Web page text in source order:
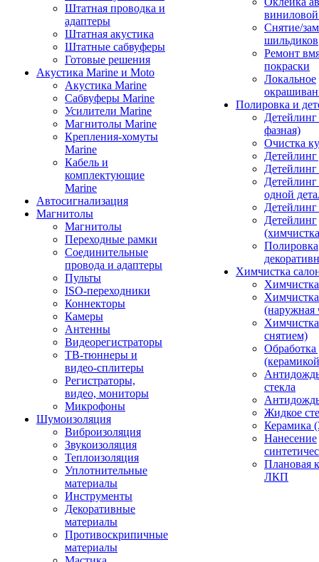
Штатная проводка и
адаптеры
Штатная акустика
Штатные сабвуферы
Готовые решения
Акустика Marine и Moto
Акустика Marine
Сабвуферы Marine
Усилители Marine
Магнитолы Marine
Крепления-хомуты
Marine
Кабель и
комплектующие
Marine
Автосигнализация
Магнитолы
Магнитолы
Переходные рамки
Соединительные
провода и адаптеры
Пульты
ISO-переходники
Коннекторы
Камеры
Антенны
Видеорегистраторы
ТВ-тюннеры и
видео-сплитеры
Регистраторы,
видео, мониторы
Микрофоны
Шумоизоляция
Виброизоляция
Звукоизоляция
Теплоизоляция
Уплотнительные
материалы
Инструменты
Декоративные
материалы
Противоскрипичные
материалы
Снятие/
шильдиков
Ремонт
покраски
Локальное
Полировка и
фазная)
Очистка
Детейлинг
одной
Детейлинг
Полировка
Химчистка
(наружная
снятием)
Обработка
стекла
Жидкое
Керамика
Нанесение
Плановая
ЛКП